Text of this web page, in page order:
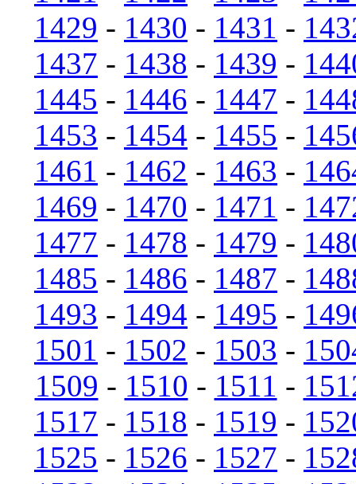
1429 - 1430 - 1431 -
1437 - 1438 - 1439 -
1445 - 1446 - 1447 -
1453 - 1454 - 1455 -
1461 - 1462 - 1463 -
1469 - 1470 - 1471 -
1477 - 1478 - 1479 -
1485 - 1486 - 1487 -
1493 - 1494 - 1495 -
1501 - 1502 - 1503 -
1509 - 1510 - 1511 -
1517 - 1518 - 1519 -
1525 - 1526 - 1527 -